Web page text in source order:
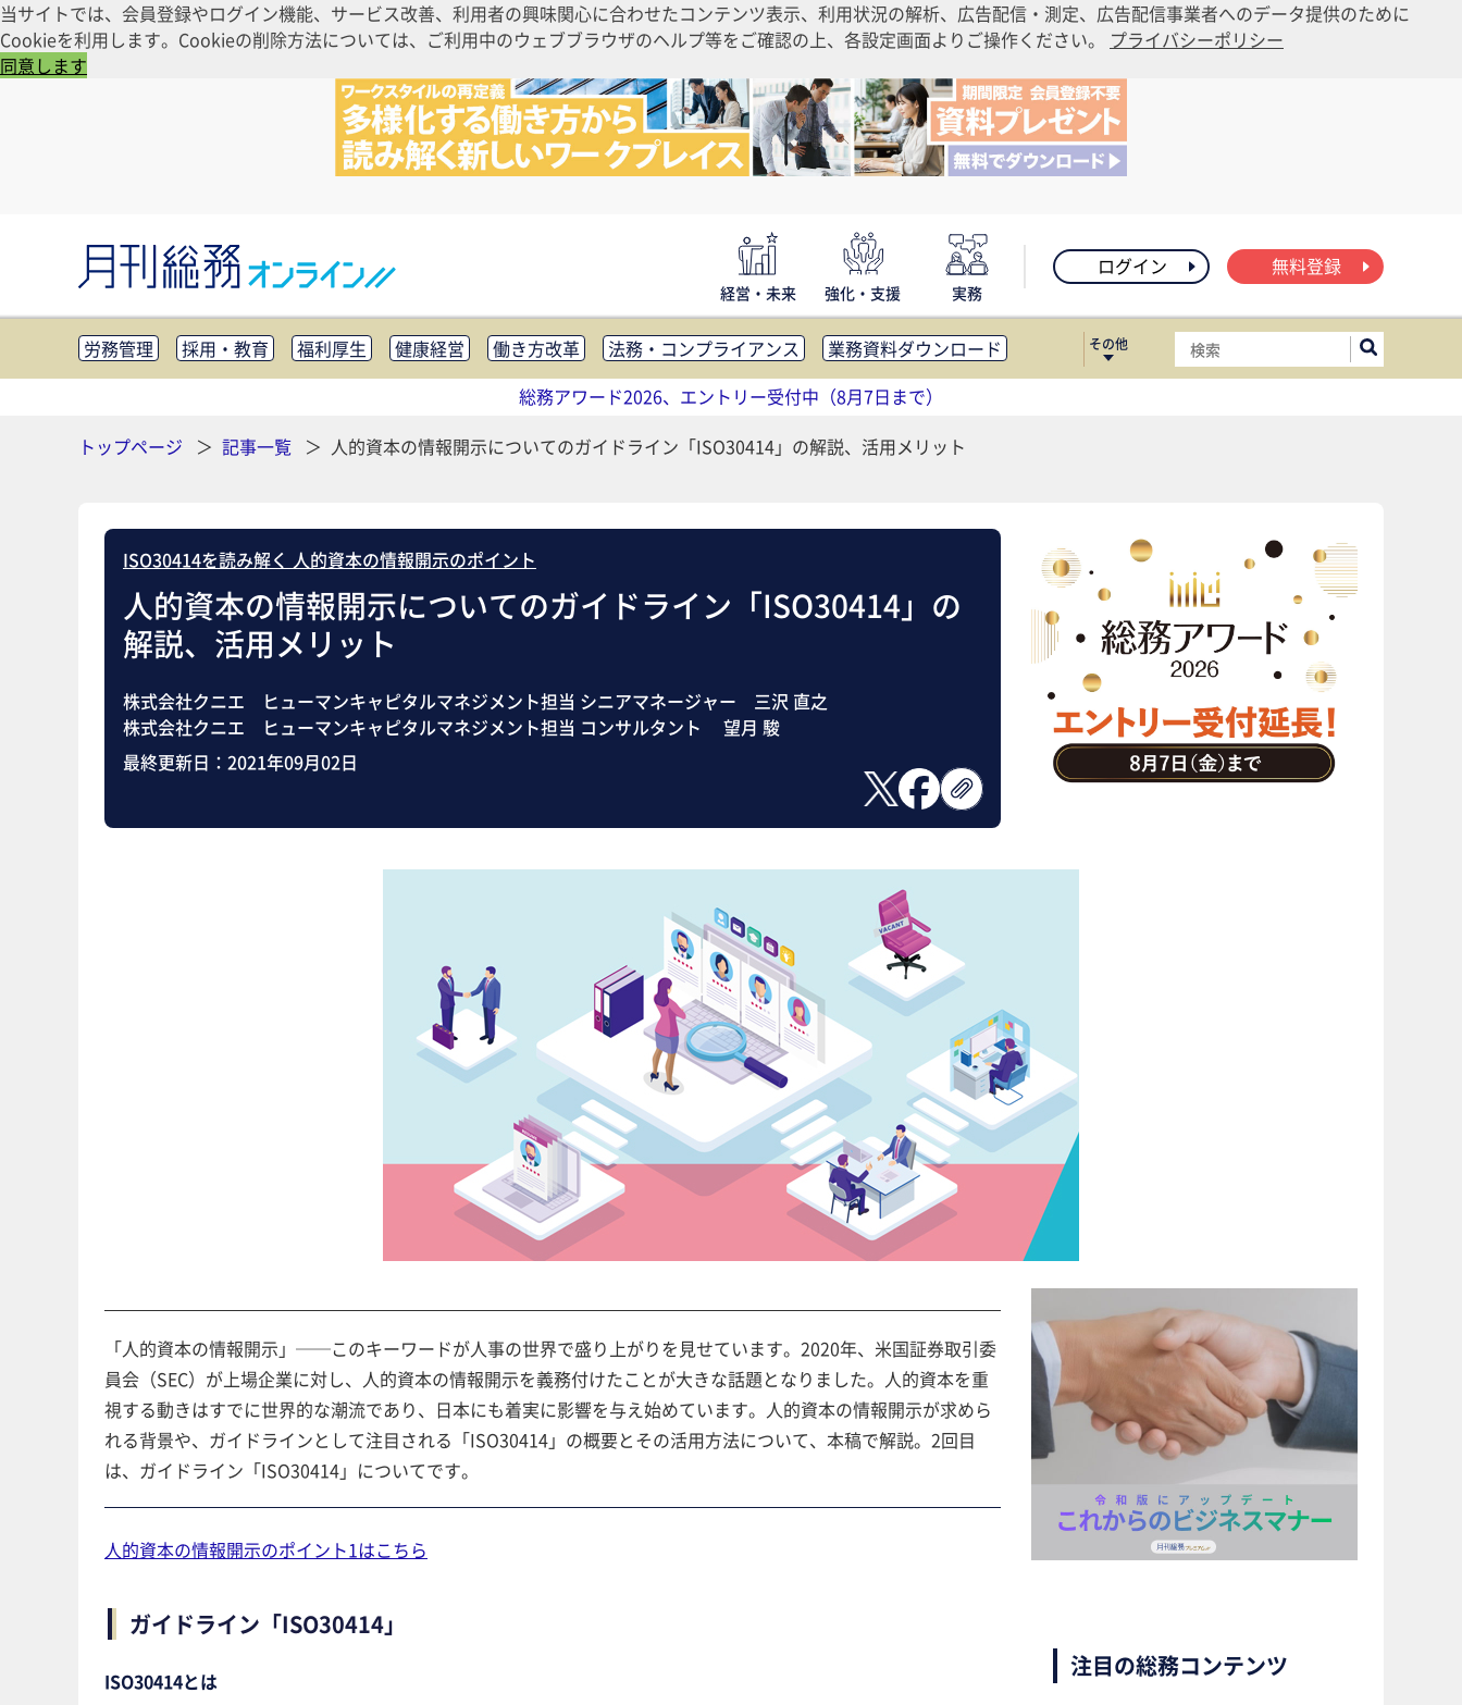
当サイトでは、会員登録やログイン機能、サービス改善、利用者の興味関心に合わせたコンテンツ表示、利用状況の解析、広告配信・測定、広告配信事業者へのデータ提供のために
Cookieを利用します。Cookieの削除方法については、ご利用中のウェブブラウザのヘルプ等をご確認の上、各設定画面よりご操作ください。 プライバシーポリシー
同意します
経営・未来 強化・支援 実務
ログイン 無料登録
労務管理 採用・教育 福利厚生 健康経営 働き方改革 法務・コンプライアンス
業務資料ダウンロード
知財管理
リスクマネジメント・BCP 社外・社内広報 社外・社内コミュニケーション活性化
FM・オフィス移転
助成金・補助金・コスト削減 アウトソーシング・BPO
調査・レポート
その他
総務アワード2026、エントリー受付中（8月7日まで）
トップページ
記事一覧 人的資本の情報開示についてのガイドライン「ISO30414」の解説、活用メリット
ISO30414を読み解く 人的資本の情報開示のポイント
人的資本の情報開示についてのガイドライン「ISO30414」の
解説、活用メリット
株式会社クニエ ヒューマンキャピタルマネジメント担当 シニアマネージャー 三沢 直之
株式会社クニエ ヒューマンキャピタルマネジメント担当 コンサルタント 望月 駿
最終更新日： 2021年09月02日
注目の総務コンテンツ
「人的資本の情報開示」──このキーワードが人事の世界で盛り上がりを見せています。2020年、米国証券取引委
員会（SEC）が上場企業に対し、人的資本の情報開示を義務付けたことが大きな話題となりました。人的資本を重
視する動きはすでに世界的な潮流であり、日本にも着実に影響を与え始めています。人的資本の情報開示が求めら
れる背景や、ガイドラインとして注目される「ISO30414」の概要とその活用方法について、本稿で解説。2回目
は、ガイドライン「ISO30414」についてです。
人的資本の情報開示のポイント1はこちら
ガイドライン「ISO30414」
ISO30414とは